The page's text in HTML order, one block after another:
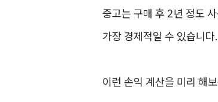
중고는 구매 후 2년 정도
가장 경제적일 수 있습니다.
이런 손익 계산을 미리 해